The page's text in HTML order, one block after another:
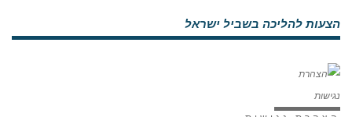
הצעות להליכה בשביל ישראל